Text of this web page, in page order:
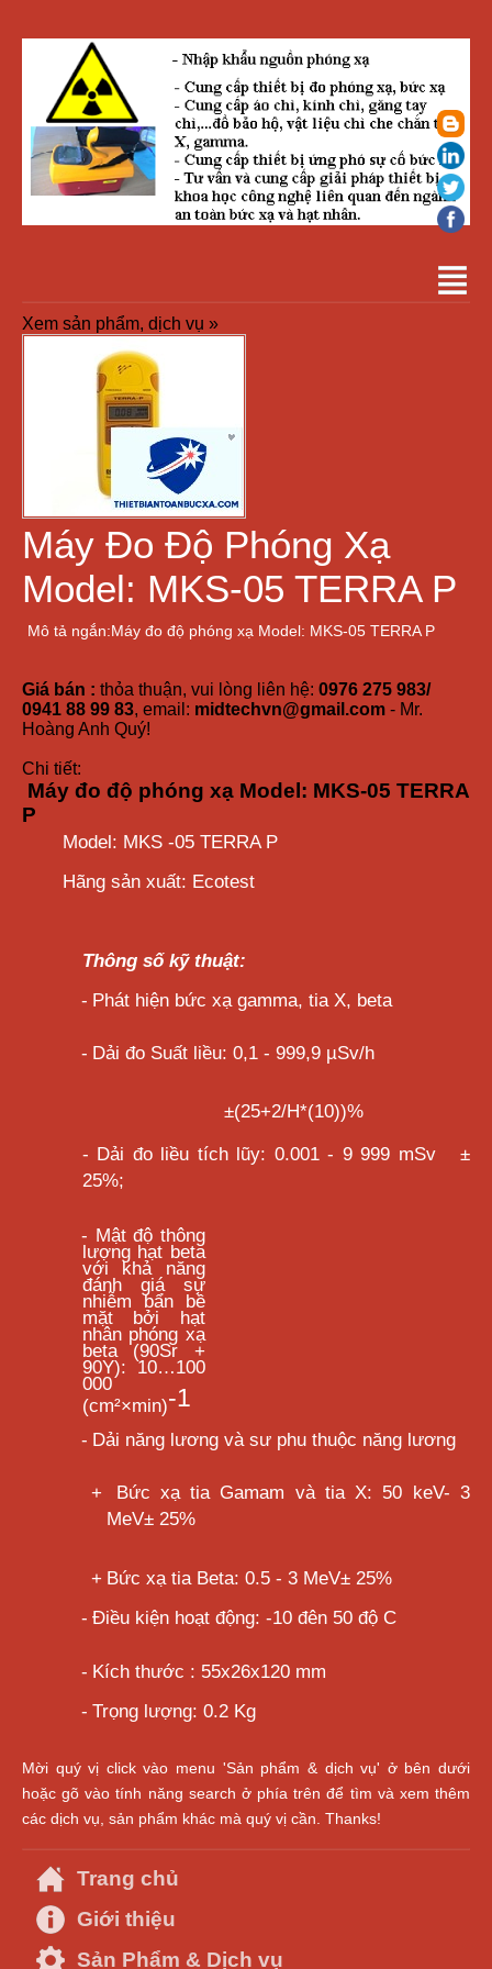
Xem sản phẩm, dịch vụ »
Máy Đo Độ Phóng Xạ
Model: MKS-05 TERRA P
Mô tả ngắn:Máy đo độ phóng xạ Model: MKS-05 TERRA P
Giá bán : thỏa thuận, vui lòng liên hệ: 0976 275 983/
0941 88 99 83, email: midtechvn@gmail.com - Mr.
Hoàng Anh Quý!
Chi tiết:
Máy đo độ phóng xạ Model: MKS-05 TERRA
P
Model: MKS -05 TERRA P
Hãng sản xuất: Ecotest
Thông số kỹ thuật:
- Phát hiện bức xạ gamma, tia X, beta
- Dải đo Suất liều: 0,1 - 999,9 µSv/h
±(25+2/H*(10))%
- Dải đo liều tích lũy: 0.001 - 9 999 mSv
±
25%;
- Mật độ thông
lượng hạt beta
với khả năng
đánh giá sự
nhiễm bẩn bề
mặt bởi hạt
nhân phóng xạ
beta (90Sr +
90Y): 10…100
000
(cm²×min)-1
- Dải năng lương và sư phu thuộc năng lương
+
Bức xạ tia Gamam và tia X: 50 keV- 3
MeV± 25%
+ Bức xạ tia Beta: 0.5 - 3 MeV± 25%
- Điều kiện hoạt động: -10 đên 50 độ C
- Kích thước : 55x26x120 mm
- Trọng lượng: 0.2 Kg
Mời quý vị click vào menu 'Sản phẩm & dịch vụ' ở bên dưới
hoặc gõ vào tính năng search ở phía trên để tìm và xem thêm
các dịch vụ, sản phẩm khác mà quý vị cần. Thanks!
Trang chủ
Giới thiệu
Sản Phẩm & Dịch vụ